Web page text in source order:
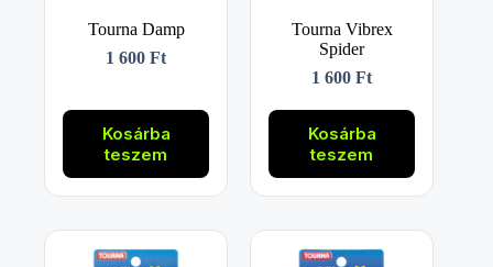
Tourna Damp
1 600Ft
Kosárba
teszem
Tourna Vibrex
Spider
1 600Ft
Kosárba
teszem